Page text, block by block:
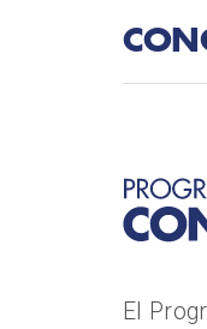
El